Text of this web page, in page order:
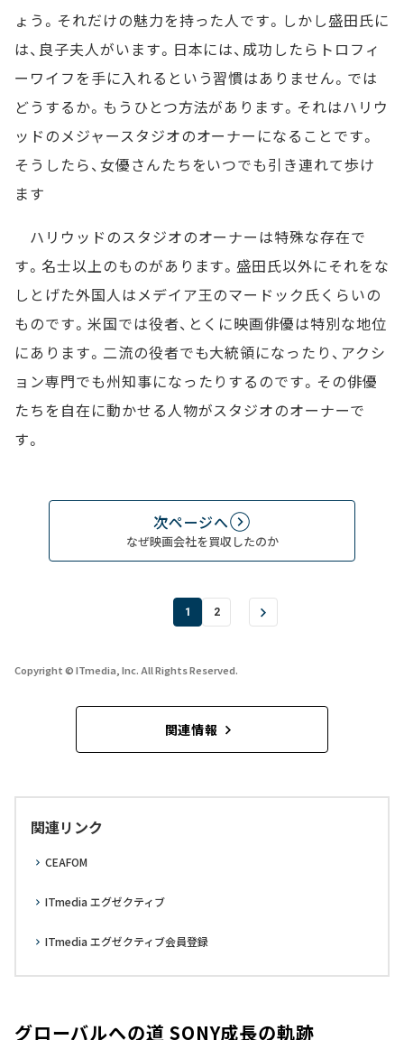
ょう。それだけの魅力を持った人です。しかし盛田氏に
は、良子夫人がいます。日本には、成功したらトロフィ
ーワイフを手に入れるという習慣はありません。では
どうするか。もうひとつ方法があります。それはハリウ
ッドのメジャースタジオのオーナーになることです。
そうしたら、女優さんたちをいつでも引き連れて歩け
ます
ハリウッドのスタジオのオーナーは特殊な存在で
す。名士以上のものがあります。盛田氏以外にそれをな
しとげた外国人はメデイア王のマードック氏くらいの
ものです。米国では役者、とくに映画俳優は特別な地位
にあります。二流の役者でも大統領になったり、アクシ
ョン専門でも州知事になったりするのです。その俳優
たちを自在に動かせる人物がスタジオのオーナーで
す。
次ページへ
なぜ映画会社を買収したのか
1 2
Copyright © ITmedia, Inc. All Rights Reserved.
関連情報
関連リンク
CEAFOM
ITmedia エグゼクティブ
ITmedia エグゼクティブ会員登録
グローバルへの道 SONY成長の軌跡